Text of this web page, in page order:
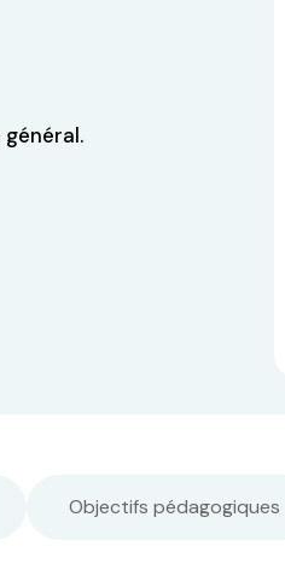
Objectifs pédagogiques